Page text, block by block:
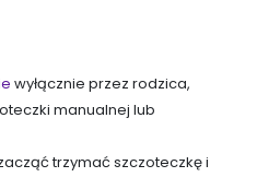
wyłącznie przez rodzica,
manualnej lub
trzymać szczoteczkę i